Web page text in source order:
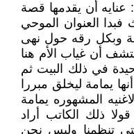
عنايه أن يقدمها قصة
العنوان الموحي
وبكل رقه حول نهى
أن غياب الأم هنا
في ذلك البيت ثم
يمامة ليخلق مبررا
المشهوره يمامة
قولا ذلك الكاتب أراد
تنظمنا وليس نحن